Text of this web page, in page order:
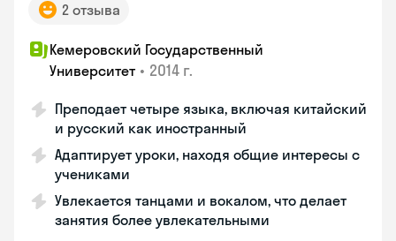
2 отзыва
Кемеровский Государственный
Университет • 2014 г.
Преподает четыре языка, включая китайский
и русский как иностранный
Адаптирует уроки, находя общие интересы с
учениками
Увлекается танцами и вокалом, что делает
занятия более увлекательными